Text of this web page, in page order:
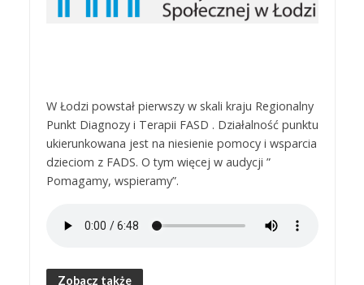
W Łodzi powstał pierwszy w skali kraju Regionalny
Punkt Diagnozy i Terapii FASD . Działalność punktu
ukierunkowana jest na niesienie pomocy i wsparcia
dzieciom z FADS. O tym więcej w audycji ”
Pomagamy, wspieramy”.
Zobacz także